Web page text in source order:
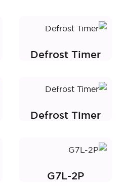
Defrost Timer
Defrost Timer
G7L-2P